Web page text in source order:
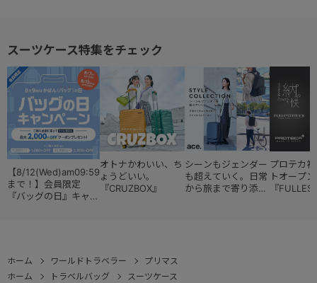
スーツケース特集をチェック
【8/12(Wed)am09:59
まで！】会員限定
『バッグの日』キャン
オトナかわいい、ち
ょうどいい。
『CRUZBOX』
シーンもジェンダー
も超えていく。日常
から旅まで寄り添う
プロテカ
トオープ
『
ホーム ワールドトラベラー
プリマス
ホーム
トラベルバッグ スーツケース